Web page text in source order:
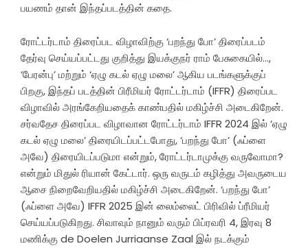
பயணம் தான் இந்தப்படத்தின் கதை.
ரோட்டர்டாம் திரைப்பட விழாவிற்கு ‘பறந்து போ’ திரைப்படம்
தேர்வு செய்யப்பட்டது குறித்து இயக்குநர் ராம் பேசுகையில்…,
‘பேரன்பு’ மற்றும் ‘ஏழு கடல் ஏழு மலை’ ஆகிய படங்களுக்குப்
பிறகு, இந்தப் படத்தின் பிரீமியர் ரோட்டர்டாம் (IFFR) திரைப்பட
விழாவில் அரங்கேறியதைக் காண்பதில் மகிழ்ச்சி அடைகிறேன்.
சர்வதேச திரைப்பட விழாவான ரோட்டர்டாம் IFFR 2024 இல் ‘ஏழு
கடல் ஏழு மலை’ திரையிடப்பட்டபோது, ‘பறந்து போ’ (ஃப்ளை
அவே) திரையிடப்படுமா என்றும், ரோட்டர்டாமுக்கு வருவோமா?
என்றும் மிதுல் ரியான் கேட்டார். ஒரு வருடம் கழித்து அவருடைய
ஆசை நிறைவேறியதில் மகிழ்ச்சி அடைகிறேன். ‘பறந்து போ’
(ஃப்ளை அவே) IFFR 2025 இன் லைம்லைட் பிரிவில் ப்ரீமியர்
செய்யப்படுகிறது. சிவாவும் நானும் வரும் பிப்ரவரி 4, இரவு 8
மணிக்கு de Doelen Jurriaanse Zaal இல் நடக்கும்